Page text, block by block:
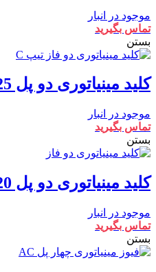
موجود در انبار
تماس بگیرید
بستن
کلید مینیاتوری دو پل 25 آمپر دنا الکتریک
موجود در انبار
تماس بگیرید
بستن
کلید مینیاتوری دو پل 20 آمپر دنا الکتریک
موجود در انبار
تماس بگیرید
بستن